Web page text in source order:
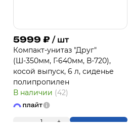
5999 ₽ / шт
Компакт-унитаз "Друг"
(Ш-350мм, Г-640мм, В-720),
косой выпуск, 6 л, сиденье
полипропилен
В наличии (42)
1 + Купить